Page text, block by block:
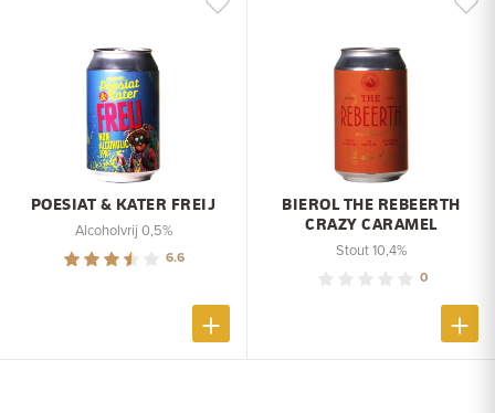
POESIAT & KATER FREIJ
Alcoholvrij 0,5%
6.6
BIEROL THE REBEERTH
CRAZY CARAMEL
Stout 10,4%
0